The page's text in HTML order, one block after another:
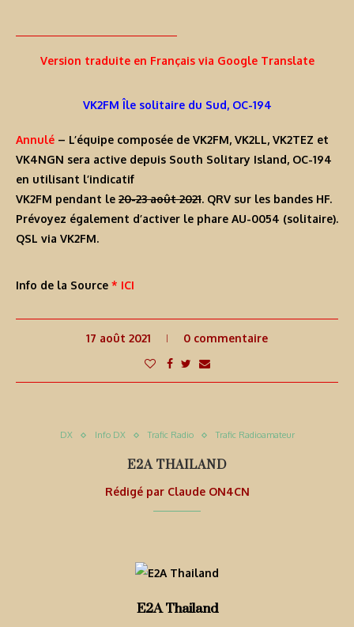
Version traduite en Français via Google Translate
VK2FM Île solitaire du Sud, OC-194
Annulé – L’équipe composée de VK2FM, VK2LL, VK2TEZ et
VK4NGN sera active depuis South Solitary Island, OC-194
en utilisant l’indicatif
VK2FM pendant le 20-23 août 2021. QRV sur les bandes HF.
Prévoyez également d’activer le phare AU-0054 (solitaire).
QSL via VK2FM.
Info de la Source * ICI
17 août 2021 0 commentaire
DX Info DX Trafic Radio Trafic Radioamateur
E2A THAILAND
Rédigé par Claude ON4CN
E2A Thailand